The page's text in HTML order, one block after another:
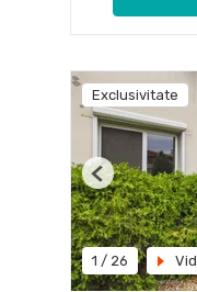
Exclusivitate
1 / 26
Previous